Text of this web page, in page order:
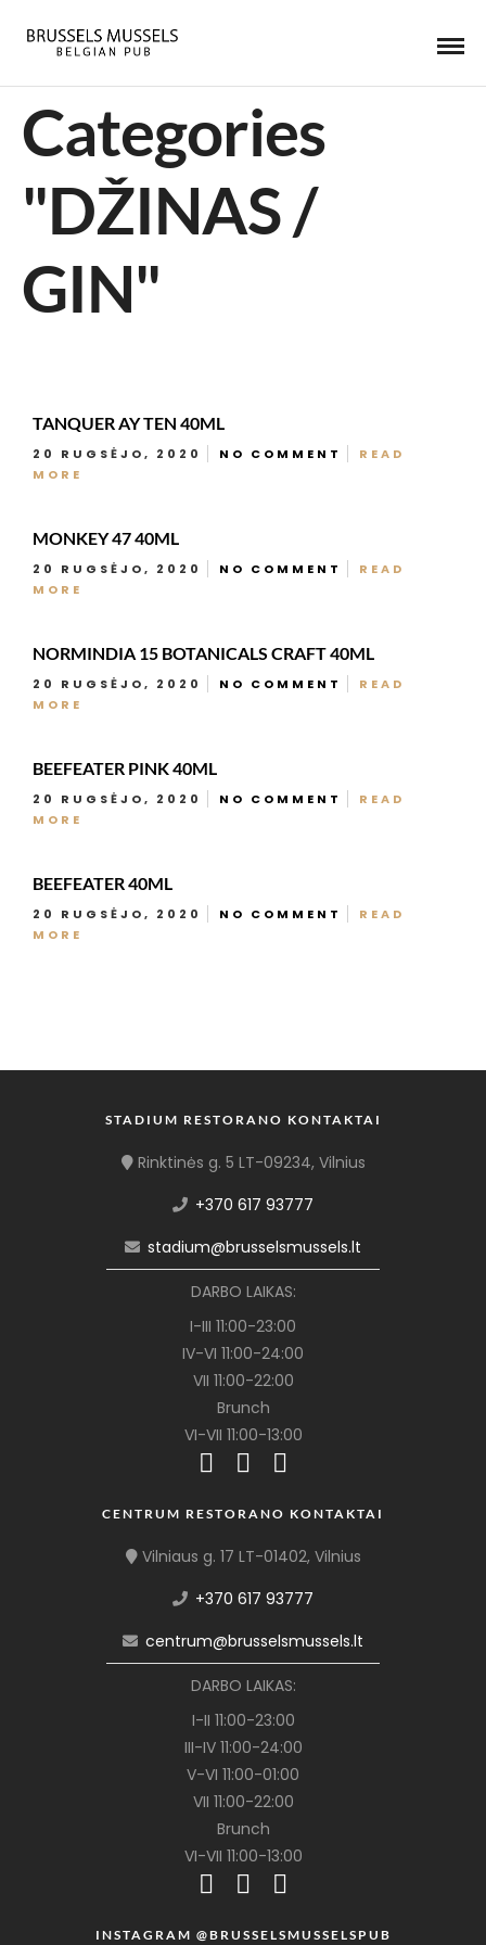
Categories
"DŽINAS /
GIN"
TANQUER AY TEN 40ML
20 RUGSĖJO, 2020 NO COMMENT
READ
MORE
MONKEY 47 40ML
20 RUGSĖJO, 2020 NO COMMENT
READ
MORE
NORMINDIA 15 BOTANICALS CRAFT 40ML
20 RUGSĖJO, 2020 NO COMMENT
READ
MORE
BEEFEATER PINK 40ML
20 RUGSĖJO, 2020 NO COMMENT
READ
MORE
BEEFEATER 40ML
20 RUGSĖJO, 2020 NO COMMENT
READ
MORE
STADIUM RESTORANO KONTAKTAI
Rinktinės g. 5 LT-09234, Vilnius
+370 617 93777
stadium@brusselsmussels.lt
DARBO LAIKAS:
I-III 11:00-23:00
IV-VI 11:00-24:00
VII 11:00-22:00
Brunch
VI-VII 11:00-13:00
CENTRUM RESTORANO KONTAKTAI
Vilniaus g. 17 LT-01402, Vilnius
+370 617 93777
centrum@brusselsmussels.lt
DARBO LAIKAS:
I-II 11:00-23:00
III-IV 11:00-24:00
V-VI 11:00-01:00
VII 11:00-22:00
Brunch
VI-VII 11:00-13:00
INSTAGRAM @BRUSSELSMUSSELSPUB